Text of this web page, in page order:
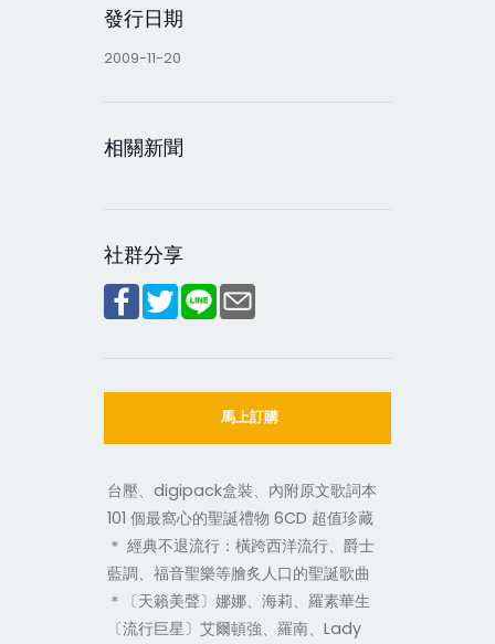
發行日期
2009-11-20
相關新聞
社群分享
馬上訂購
台壓、digipack盒裝、內附原文歌詞本
101 個最窩心的聖誕禮物 6CD 超值珍藏
＊ 經典不退流行：橫跨西洋流行、爵士
藍調、福音聖樂等膾炙人口的聖誕歌曲
＊〔天籟美聲〕娜娜、海莉、羅素華生
〔流行巨星〕艾爾頓強、羅南、Lady